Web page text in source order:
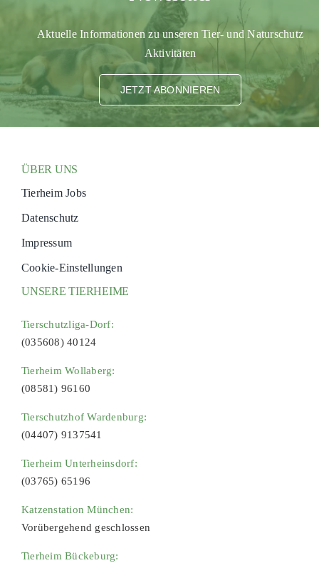
HELFER WERDEN
RATGEBER
Aktuelle Informationen zu unseren Tier- und Naturschutz
Aktivitäten
JETZT ABONNIEREN
ÜBER UNS
Tierheim Jobs
Datenschutz
Impressum
Cookie-Einstellungen
UNSERE TIERHEIME
Tierschutzliga-Dorf:
(035608) 40124
Tierheim Wollaberg:
(08581) 96160
Tierschutzhof Wardenburg:
(04407) 9137541
Tierheim Unterheinsdorf:
(03765) 65196
Katzenstation München:
Vorübergehend geschlossen
Tierheim Bückeburg: